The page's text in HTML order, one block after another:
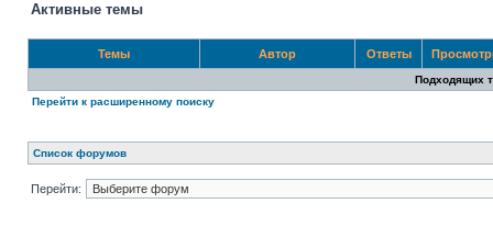
Активные темы
Темы Автор Ответы
Подходящих
Перейти к расширенному поиску
Список форумов
Перейти: